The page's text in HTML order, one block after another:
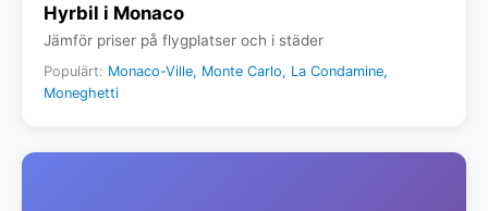
Hyrbil i Monaco
Jämför priser på flygplatser och i städer
Populärt: Monaco-Ville, Monte Carlo, La Condamine,
Moneghetti